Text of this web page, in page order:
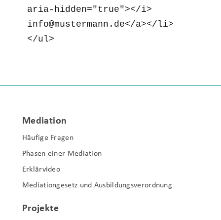
aria-hidden="true"></i>
info@mustermann.de</a></li>
</ul>
Mediation
Häufige Fragen
Phasen einer Mediation
Erklärvideo
Mediationgesetz und Ausbildungsverordnung
Projekte